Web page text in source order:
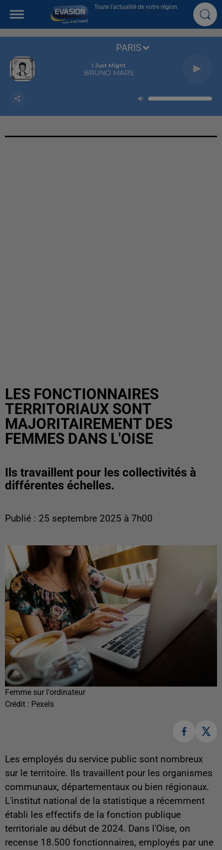
Toute l'actualité de votre région
I Just Might
BRUNO MARS
PARIS
LES FONCTIONNAIRES
TERRITORIAUX SONT
MAJORITAIREMENT DES
FEMMES DANS L'OISE
Ils travaillent pour les collectivités à
différentes échelles.
Publié : 25 septembre 2025 à 7h00
Femme sur l'ordinateur
Crédit : Pexels
Les employés du service public sont nombreux
sur le territoire. Ils travaillent pour les organismes
communaux, départementaux ou bien régionaux.
L'institut national de la statistique a récemment
établi les effectifs de la fonction publique
territoriale au début de 2024. Dans l'Oise, on
recense 18.500 fonctionnaires, employés par une